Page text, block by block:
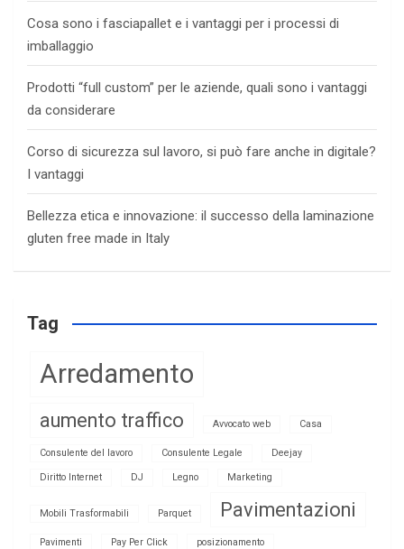
Cosa sono i fasciapallet e i vantaggi per i processi di
imballaggio
Prodotti “full custom” per le aziende, quali sono i vantaggi
da considerare
Corso di sicurezza sul lavoro, si può fare anche in digitale?
I vantaggi
Bellezza etica e innovazione: il successo della laminazione
gluten free made in Italy
Tag
Arredamento
aumento traffico Avvocato web Casa
Consulente del lavoro Consulente Legale Deejay
Diritto Internet DJ Legno Marketing
Mobili Trasformabili Parquet Pavimentazioni
Pavimenti Pay Per Click posizionamento